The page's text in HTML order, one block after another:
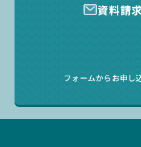
資料請
フォームからお申し